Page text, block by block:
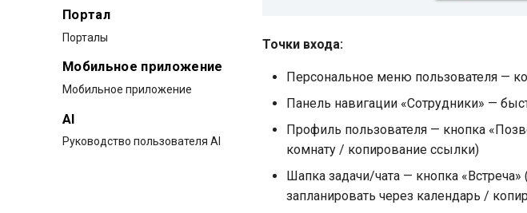
Портал
Порталы
Мобильное приложение
Мобильное приложение
AI
Руководство пользователя AI
Точки входа:
Персональное меню пользователя —
Панель навигации «Сотрудники» —
Профиль пользователя — кнопка
комнату / копирование ссылки)
Шапка задачи/чата — кнопка
запланировать через календарь /